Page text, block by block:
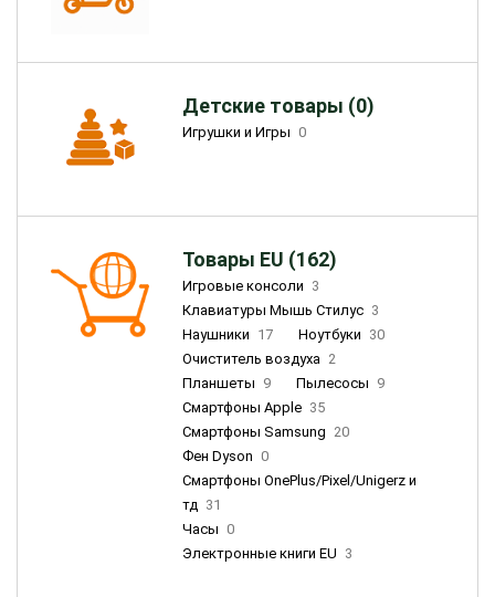
Детские товары (0)
Игрушки и Игры 0
Товары EU (162)
Игровые консоли 3
Клавиатуры Мышь Стилус 3
Наушники 17 Ноутбуки 30
Очиститель воздуха 2
Планшеты 9 Пылесосы 9
Смартфоны Apple 35
Смартфоны Samsung 20
Фен Dyson 0
Смартфоны OnePlus/Pixel/Unigerz и
тд 31
Часы 0
Электронные книги EU 3